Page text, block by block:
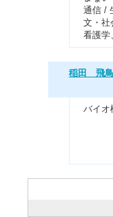
通信 /
文・社
看護学
稲田 飛鳥
バイオ